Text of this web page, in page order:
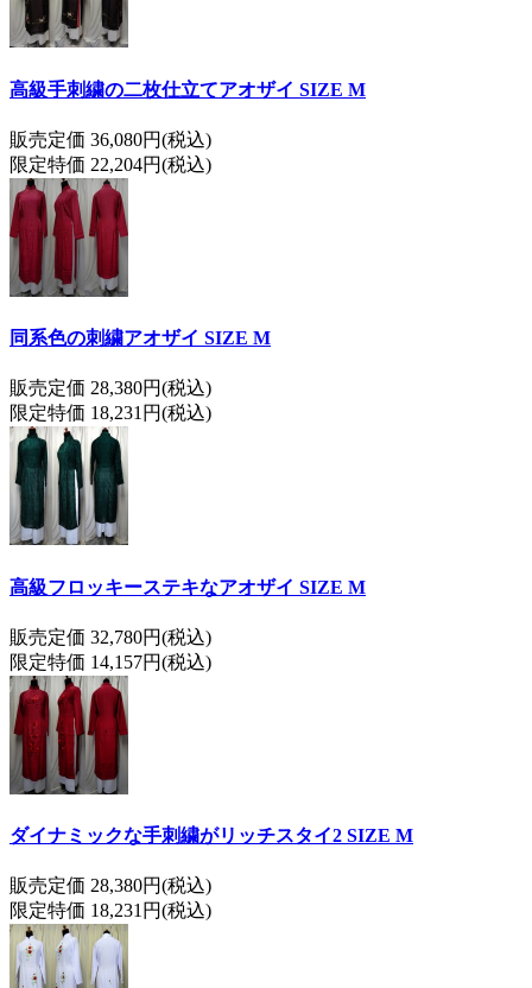
高級手刺繍の二枚仕立てアオザイ SIZE M
販売定価 36,080円(税込)
限定特価 22,204円(税込)
同系色の刺繍アオザイ SIZE M
販売定価 28,380円(税込)
限定特価 18,231円(税込)
高級フロッキーステキなアオザイ SIZE M
販売定価 32,780円(税込)
限定特価 14,157円(税込)
ダイナミックな手刺繍がリッチスタイ2 SIZE M
販売定価 28,380円(税込)
限定特価 18,231円(税込)